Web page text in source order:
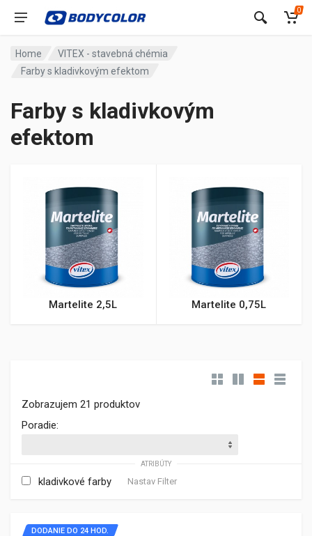
0
Home
VITEX - stavebná chémia
Farby s kladivkovým efektom
Farby s kladivkovým
efektom
Martelite 2,5L Martelite 0,75L
Zobrazujem 21 produktov
Poradie:
ATRIBÚTY
kladivkové farby Nastav Filter
DODANIE DO 24 HOD.